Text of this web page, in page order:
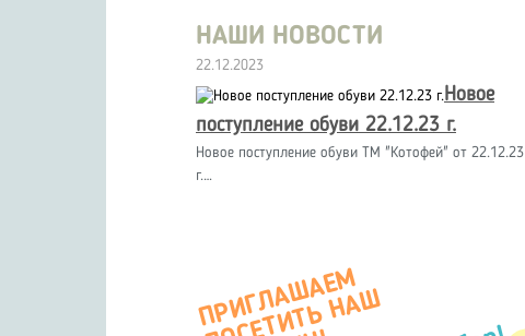
НАШИ НОВОСТИ
22.12.2023
Новое
поступление обуви 22.12.23 г.
Новое поступление обуви ТМ "Котофей" от 22.12.23
г.…
П
Р
И
Г
А
Ш
А
Е
М
О
С
Е
Т
И
Т
Ь
Н
А
М
А
Г
А
З
И